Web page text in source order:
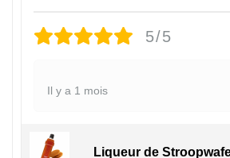
5/5
Il y a 1 mois
Liqueur de